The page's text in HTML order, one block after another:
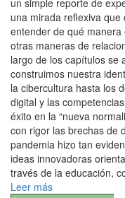
un simple reporte de
una mirada reflexiva
entender de qué
otras maneras de
largo de los capítulos se
construimos nuestra
la cibercultura hasta los
digital y las
éxito en la “nueva
con rigor las brechas de
pandemia hizo tan
ideas innovadoras
través de la educación,
Leer más